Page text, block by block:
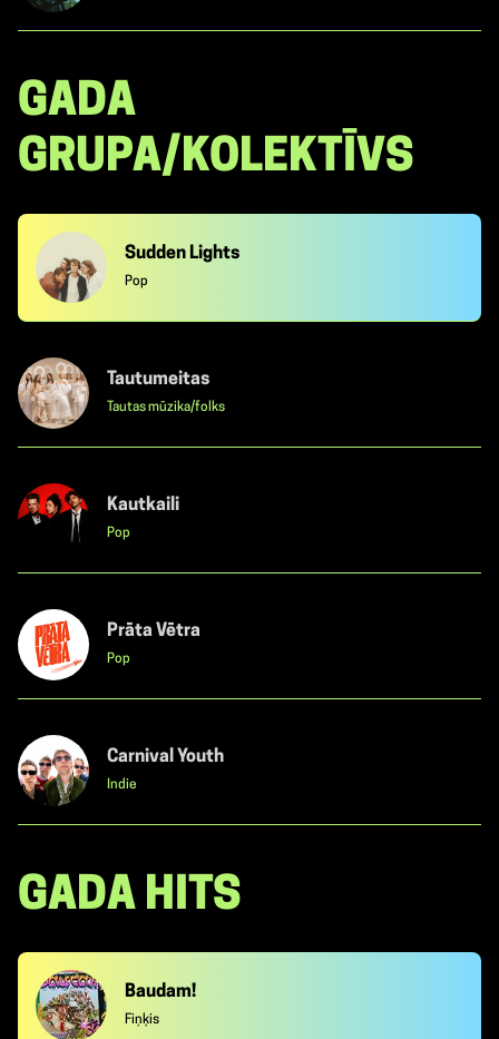
GADA
GRUPA/KOLEKTĪVS
Sudden Lights
Pop
Tautumeitas
Tautas mūzika/folks
Kautkaili
Pop
Prāta Vētra
Pop
Carnival Youth
Indie
GADA HITS
Baudam!
Fiņķis